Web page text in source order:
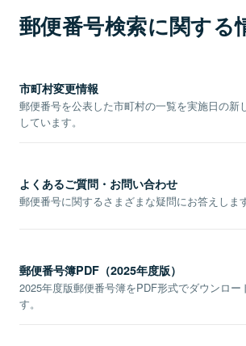
郵便番号検索に関する
市町村変更情報
郵便番号を公表した市町村の一覧を実施日の新
しています。
よくあるご質問・お問い合わせ
郵便番号に関するさまざまな疑問にお答えします
郵便番号簿PDF（2025年度版）
2025年度版郵便番号簿をPDF形式でダウンロー
す。